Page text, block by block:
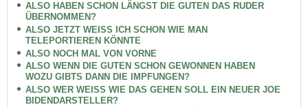
ALSO HABEN SCHON LÄNGST DIE GUTEN DAS RUDER
ÜBERNOMMEN?
ALSO JETZT WEISS ICH SCHON WIE MAN
TELEPORTIEREN KÖNNTE
ALSO NOCH MAL VON VORNE
ALSO WENN DIE GUTEN SCHON GEWONNEN HABEN
WOZU GIBTS DANN DIE IMPFUNGEN?
ALSO WER WEISS WIE DAS GEHEN SOLL EIN NEUER JOE
BIDENDARSTELLER?